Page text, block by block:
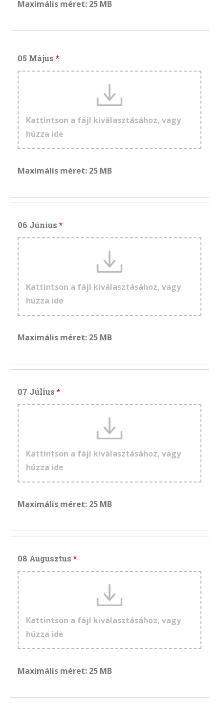
Maximális méret: 25 MB
05 Május
Kattintson a fájl kiválasztásához, vagy
húzza ide
Maximális méret: 25 MB
06 Június
Kattintson a fájl kiválasztásához, vagy
húzza ide
Maximális méret: 25 MB
07 Július
Kattintson a fájl kiválasztásához, vagy
húzza ide
Maximális méret: 25 MB
08 Augusztus
Kattintson a fájl kiválasztásához, vagy
húzza ide
Maximális méret: 25 MB